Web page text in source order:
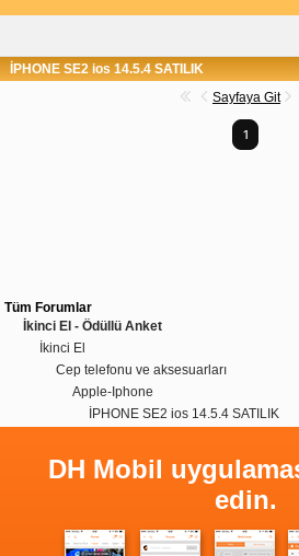
İPHONE SE2 ios 14.5.4 SATILIK
Sayfaya Git
1
Tüm Forumlar
İkinci El - Ödüllü Anket
İkinci El
Cep telefonu ve aksesuarları
Apple-Iphone
İPHONE SE2 ios 14.5.4 SATILIK
DH Mobil
edin.